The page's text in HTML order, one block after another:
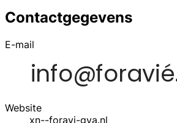
Contactgegevens
E-mail
Website
xn--foravi-gva.nl